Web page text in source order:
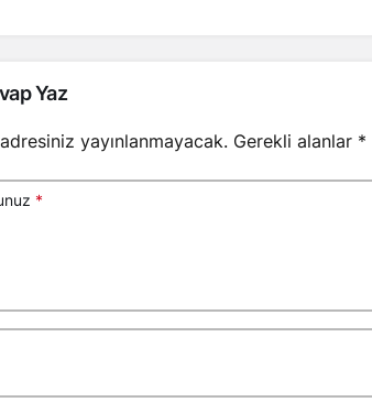
Yaz
yayınlanmayacak. Gerekli alanlar *
*